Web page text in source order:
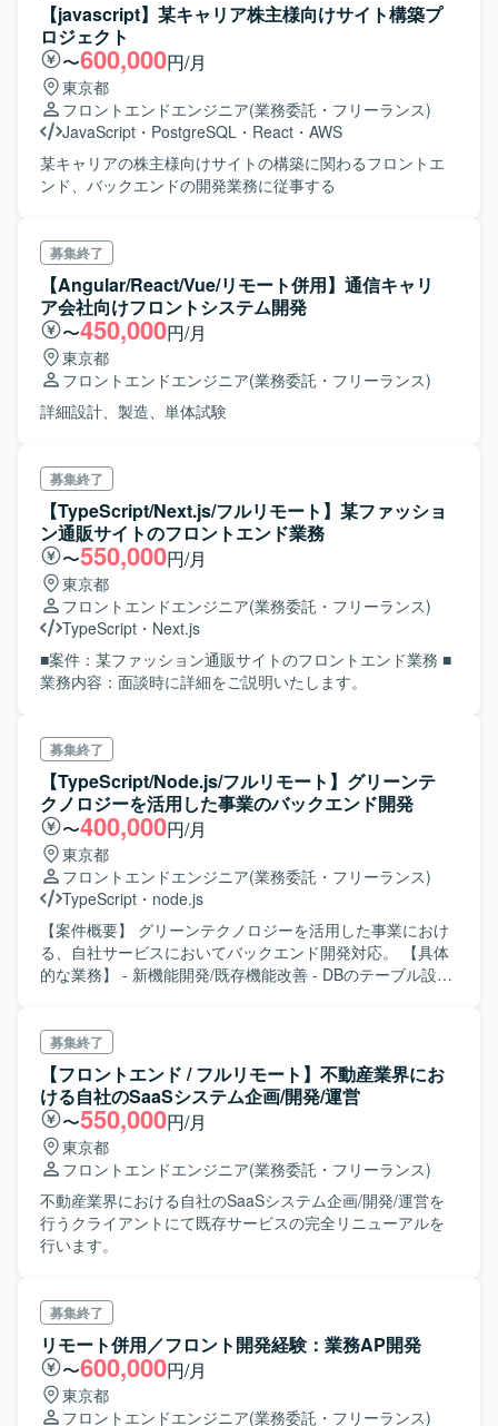
【javascript】某キャリア株主様向けサイト構築プ
ロジェクト
〜600,000円/月
東京都
フロントエンドエンジニア(業務委託・フリーランス)
JavaScript ・ PostgreSQL ・ React ・ AWS
某キャリアの株主様向けサイトの構築に関わるフロントエ
ンド、バックエンドの開発業務に従事する
募集終了
【Angular/React/Vue/リモート併用】通信キャリ
ア会社向けフロントシステム開発
〜450,000円/月
東京都
フロントエンドエンジニア(業務委託・フリーランス)
詳細設計、製造、単体試験
募集終了
【TypeScript/Next.js/フルリモート】某ファッショ
ン通販サイトのフロントエンド業務
〜550,000円/月
東京都
フロントエンドエンジニア(業務委託・フリーランス)
TypeScript ・ Next.js
■案件：某ファッション通販サイトのフロントエンド業務 ■
業務内容：面談時に詳細をご説明いたします。
募集終了
【TypeScript/Node.js/フルリモート】グリーンテ
クノロジーを活用した事業のバックエンド開発
〜400,000円/月
東京都
フロントエンドエンジニア(業務委託・フリーランス)
TypeScript ・ node.js
【案件概要】 グリーンテクノロジーを活用した事業におけ
る、自社サービスにおいてバックエンド開発対応。 【具体
的な業務】 - 新機能開発/既存機能改善 - DBのテーブル設計
募集終了
【フロントエンド / フルリモート】不動産業界にお
ける自社のSaaSシステム企画/開発/運営
〜550,000円/月
東京都
フロントエンドエンジニア(業務委託・フリーランス)
不動産業界における自社のSaaSシステム企画/開発/運営を
行うクライアントにて既存サービスの完全リニューアルを
行います。
募集終了
リモート併用／フロント開発経験：業務AP開発
〜600,000円/月
東京都
フロントエンドエンジニア(業務委託・フリーランス)